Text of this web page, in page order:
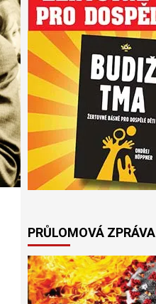
PRŮLOMOVÁ ZPRÁVA